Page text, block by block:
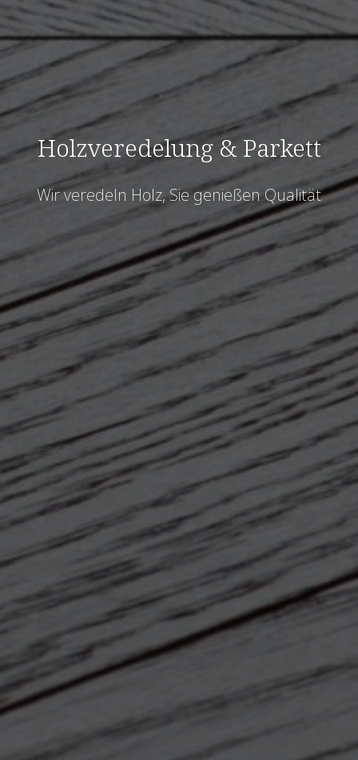
Holzveredelung & Parkett
Wir veredeln Holz, Sie genießen Qualität